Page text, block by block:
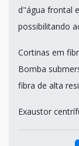
d"água frontal
possibilitando
Cortinas em
Bomba
fibra de alta
Exaustor